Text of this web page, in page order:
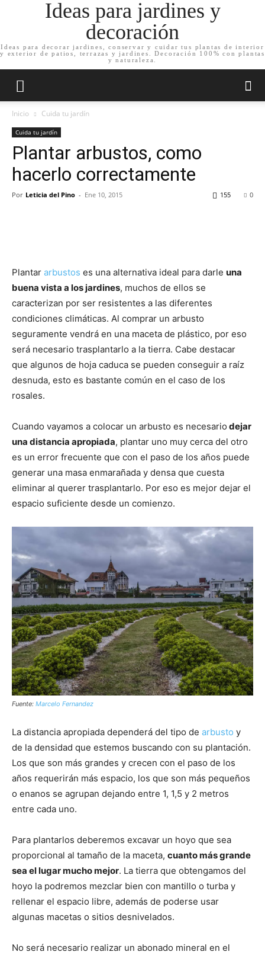
Ideas para jardines y
decoración
Ideas para decorar jardines, conservar y cuidar tus plantas de interior
y exterior de patios, terrazas y jardines. Decoración 100% con plantas
y naturaleza.
Inicio Cuida tu jardín
Cuida tu jardín
Plantar arbustos, como
hacerlo correctamente
Por Leticia del Pino - Ene 10, 2015 0
155
Plantar arbustos es una alternativa ideal para darle una
buena vista a los jardines, muchos de ellos se
caracterizan por ser resistentes a las diferentes
condiciones climáticas. Al comprar un arbusto
seguramente vendrá en una maceta de plástico, por eso
será necesario trasplantarlo a la tierra. Cabe destacar
que algunos de hoja caduca se pueden conseguir a raíz
desnuda, esto es bastante común en el caso de los
rosales.
Cuando vayamos a colocar un arbusto es necesario dejar
una distancia apropiada, plantar uno muy cerca del otro
es un error frecuente que con el paso de los años puede
generar una masa enmarañada y densa que cuesta
eliminar al querer trasplantarlo. Por eso es mejor dejar el
espacio suficiente desde un comienzo.
Fuente: Marcelo Fernandez
La distancia apropiada dependerá del tipo de arbusto y
de la densidad que estemos buscando con su plantación.
Los que son más grandes y crecen con el paso de los
años requerirán más espacio, los que son más pequeños
o enanos se agrupan dejando entre 1, 1,5 y 2 metros
entre cada uno.
Para plantarlos deberemos excavar un hoyo que sea
proporcional al tamaño de la maceta, cuanto más grande
sea el lugar mucho mejor. La tierra que obtengamos del
hoyo la podremos mezclar bien con mantillo o turba y
rellenar el espacio libre, además de poderse usar
algunas macetas o sitios desnivelados.
No será necesario realizar un abonado mineral en el